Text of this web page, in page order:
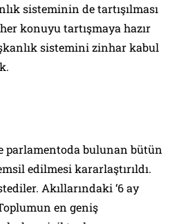
sisteminin de tartışılması
konuyu tartışmaya hazır
sistemini zinhar kabul
parlamentoda bulunan bütün
edilmesi kararlaştırıldı.
Akıllarındaki ‘6 ay
en geniş